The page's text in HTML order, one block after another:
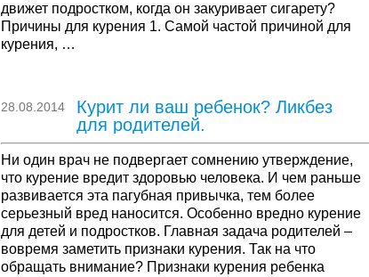
движет подростком, когда он закуривает сигарету?
Причины для курения 1. Самой частой причиной для
курения, …
28.08.2014
Курит ли ваш ребенок? Ликбез
для родителей.
Ни один врач не подвергает сомнению утверждение,
что курение вредит здоровью человека. И чем раньше
развивается эта пагубная привычка, тем более
серьезный вред наносится. Особенно вредно курение
для детей и подростков. Главная задача родителей –
вовремя заметить признаки курения. Так на что
обращать внимание? Признаки курения ребенка